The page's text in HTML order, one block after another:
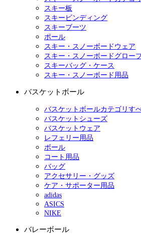
スキー板
スキービンディング
スキーブーツ
ポール
スキー・スノーボードウェア
スキー・スノーボードグロー
スキーバッグ・ケース
スキー・スノーボード用品
バスケットボール
バスケットボールカテゴリす
バスケットシューズ
バスケットウェア
レフェリー用品
ボール
コート用品
バッグ
アクセサリー・グッズ
ケア・サポーター用品
adidas
ASICS
NIKE
バレーボール